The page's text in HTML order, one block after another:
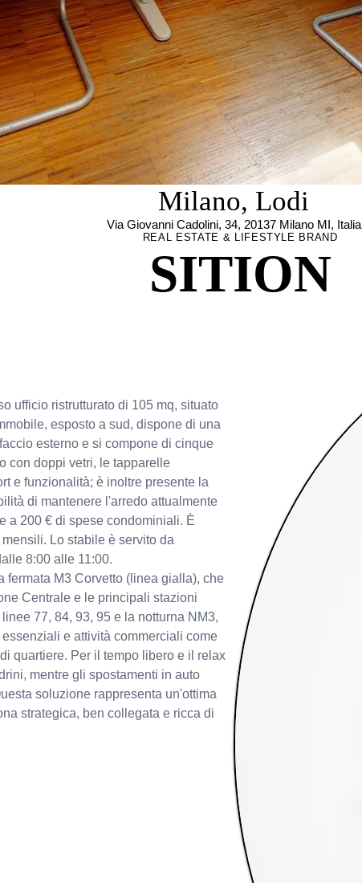
Milano, Lodi
Via Giovanni Cadolini, 34, 20137 Milano MI, Italia
REAL ESTATE & LIFESTYLE BRAND
SITION
ufficio ristrutturato di 105 mq, situato
esposto a sud, dispone di una
esterno e si compone di cinque
con doppi vetri, le tapparelle
e funzionalità; è inoltre presente la
di mantenere l'arredo attualmente
a 200 € di spese condominiali. È
Lo stabile è servito da
8:00 alle 11:00.
fermata M3 Corvetto (linea gialla), che
Centrale e le principali stazioni
77, 84, 93, 95 e la notturna NM3,
e attività commerciali come
quartiere. Per il tempo libero e il relax
mentre gli spostamenti in auto
soluzione rappresenta un'ottima
strategica, ben collegata e ricca di